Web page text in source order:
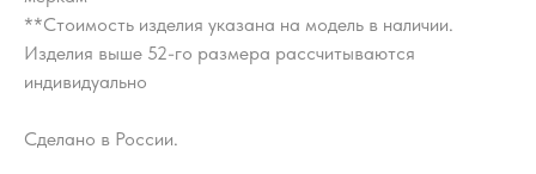
**Стоимость изделия указана на модель в наличии.
Изделия выше 52-го размера рассчитываются
индивидуально
Сделано в России.